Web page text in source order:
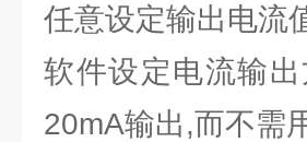
任意设定输出电流
软件设定电流输
20mA输出,而不需